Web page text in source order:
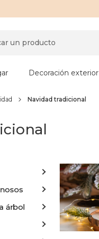
Decoración exterior
Navidad tradicional
árbol